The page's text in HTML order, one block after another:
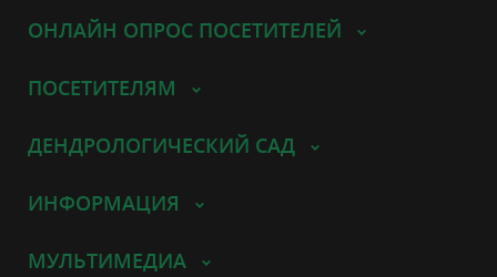
ОНЛАЙН ОПРОС ПОСЕТИТЕЛЕЙ
ПОСЕТИТЕЛЯМ
ДЕНДРОЛОГИЧЕСКИЙ САД
ИНФОРМАЦИЯ
МУЛЬТИМЕДИА